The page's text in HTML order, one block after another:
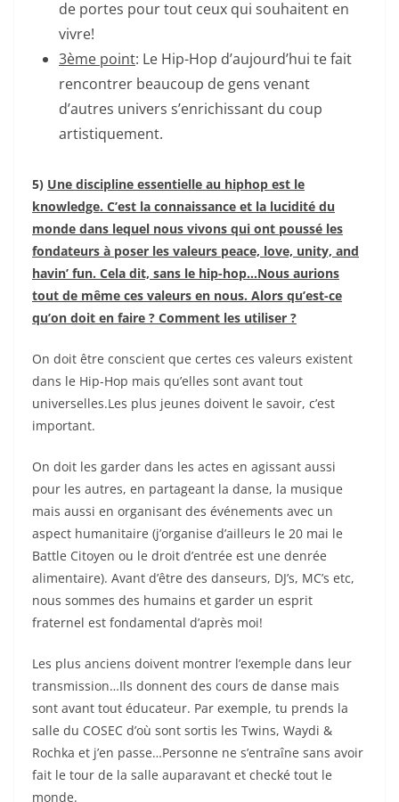
de portes pour tout ceux qui souhaitent en
vivre!
3ème point: Le Hip-Hop d’aujourd’hui te fait
rencontrer beaucoup de gens venant
d’autres univers s’enrichissant du coup
artistiquement.
5) Une discipline essentielle au hiphop est le
knowledge. C’est la connaissance et la lucidité du
monde dans lequel nous vivons qui ont poussé les
fondateurs à poser les valeurs peace, love, unity, and
havin’ fun. Cela dit, sans le hip-hop…Nous aurions
tout de même ces valeurs en nous. Alors qu’est-ce
qu’on doit en faire ? Comment les utiliser ?
On doit être conscient que certes ces valeurs existent
dans le Hip-Hop mais qu’elles sont avant tout
universelles.Les plus jeunes doivent le savoir, c’est
important.
On doit les garder dans les actes en agissant aussi
pour les autres, en partageant la danse, la musique
mais aussi en organisant des événements avec un
aspect humanitaire (j’organise d’ailleurs le 20 mai le
Battle Citoyen ou le droit d’entrée est une denrée
alimentaire). Avant d’être des danseurs, DJ’s, MC’s etc,
nous sommes des humains et garder un esprit
fraternel est fondamental d’après moi!
Les plus anciens doivent montrer l’exemple dans leur
transmission…Ils donnent des cours de danse mais
sont avant tout éducateur. Par exemple, tu prends la
salle du COSEC d’où sont sortis les Twins, Waydi &
Rochka et j’en passe…Personne ne s’entraîne sans avoir
fait le tour de la salle auparavant et checké tout le
monde.